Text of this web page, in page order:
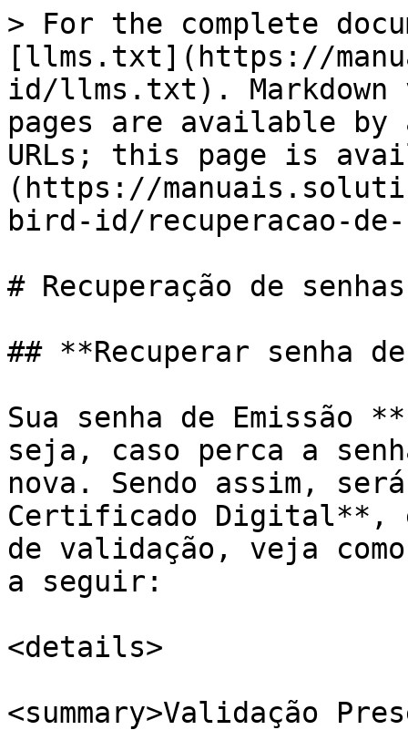
> For the complete
[llms.txt](https://
id/llms.txt). Markdown
pages are available by
URLs; this page is
(https://
bird-id/recuperacao-de-
# Recuperação de senhas
## **Recuperar senha
Sua senha de Emissão
seja, caso perca a
nova. Sendo assim,
Certificado Digital**,
de validação, veja
a seguir:
<details>
<summary>Validação